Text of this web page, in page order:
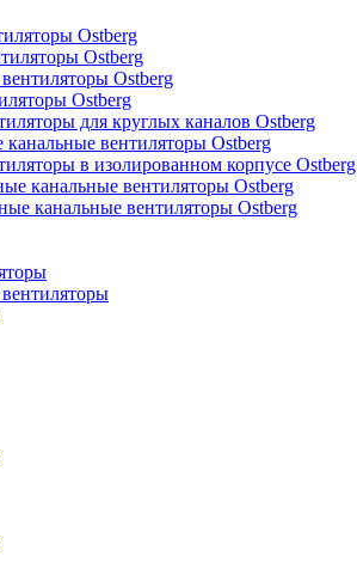
Ostberg
Ostberg
Ostberg
Ostberg
для круглых каналов Ostberg
вентиляторы Ostberg
в изолированном корпусе Ostberg
канальные вентиляторы Ostberg
канальные вентиляторы Ostberg